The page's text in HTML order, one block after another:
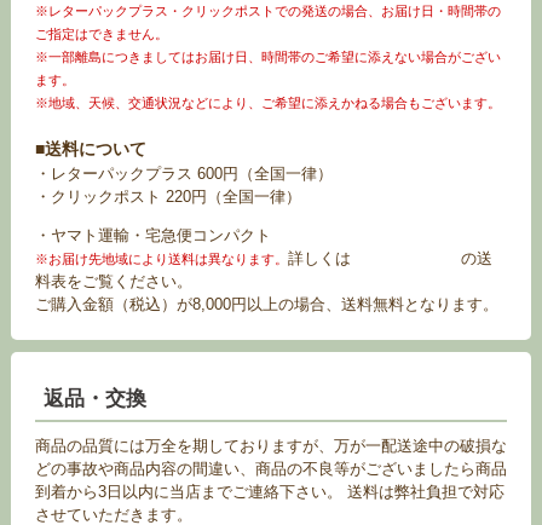
※レターパックプラス・クリックポストでの発送の場合、お届け日・時間帯の
ご指定はできません。
※一部離島につきましてはお届け日、時間帯のご希望に添えない場合がござい
ます。
※地域、天候、交通状況などにより、ご希望に添えかねる場合もございます。
■送料について
・レターパックプラス 600円（全国一律）
・クリックポスト 220円（全国一律）
・ヤマト運輸・宅急便コンパクト
※お届け先地域により送料は異なります。 詳しくは
の送
料表をご覧ください。
ご購入金額（税込）が8,000円以上の場合、送料無料となります。
返品・交換
商品の品質には万全を期しておりますが、万が一配送途中の破損な
どの事故や商品内容の間違い、商品の不良等がございましたら商品
到着から3日以内に当店までご連絡下さい。 送料は弊社負担で対応
させていただきます。